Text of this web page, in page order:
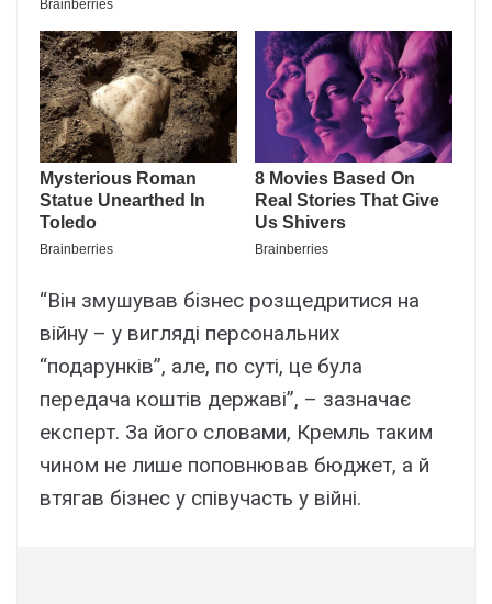
“Він змушував бізнес розщедритися на
війну – у вигляді персональних
“подарунків”, але, по суті, це була
передача коштів державі”, – зазначає
експерт. За його словами, Кремль таким
чином не лише поповнював бюджет, а й
втягав бізнес у співучасть у війні.